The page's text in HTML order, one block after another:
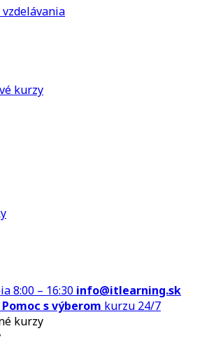
vzdelávania
kurzy
8:00 – 16:30 info@itlearning.sk
Pomoc s výberom kurzu 24/7
kurzy